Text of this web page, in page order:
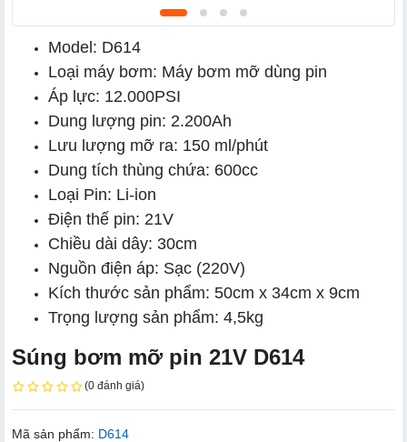
Model: D614
Loại máy bơm: Máy bơm mỡ dùng pin
Áp lực: 12.000PSI
Dung lượng pin: 2.200Ah
Lưu lượng mỡ ra: 150 ml/phút
Dung tích thùng chứa: 600cc
Loại Pin: Li-ion
Điện thế pin: 21V
Chiều dài dây: 30cm
Nguồn điện áp: Sạc (220V)
Kích thước sản phẩm: 50cm x 34cm x 9cm
Trọng lượng sản phẩm: 4,5kg
Súng bơm mỡ pin 21V D614
(0 đánh giá)
Mã sản phẩm: D614